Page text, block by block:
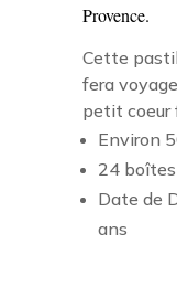
Provence.
Cette
fera
petit coeur
Environ
24
Date de
ans